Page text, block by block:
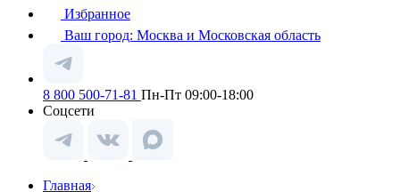
Избранное
Ваш город: Москва и Московская область
8 800 500-71-81 Пн-Пт 09:00-18:00
Соцсети
Главная